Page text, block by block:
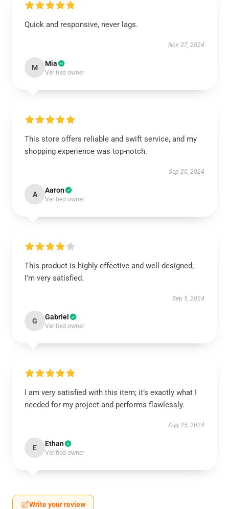
Quick and responsive, never lags.
Nov 27, 2024
M Mia
Verified owner
This store offers reliable and swift service, and my
shopping experience was top-notch.
Sep 20, 2024
A Aaron
Verified owner
This product is highly effective and well-designed;
I’m very satisfied.
Sep 5, 2024
G Gabriel
Verified owner
I am very satisfied with this item; it’s exactly what I
needed for my project and performs flawlessly.
Aug 25, 2024
E Ethan
Verified owner
Write your review